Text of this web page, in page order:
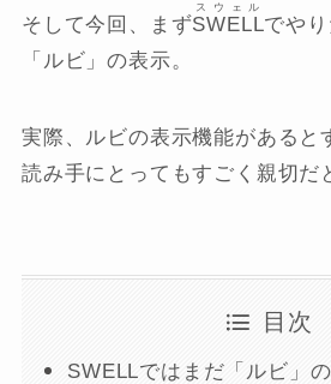
そして今回、まずSWELL
スウェル
でや
「ルビ」の表示。
実際、ルビの表示機能があると
読み手にとってもすごく親切だ
目次
SWELLではまだ「ルビ」